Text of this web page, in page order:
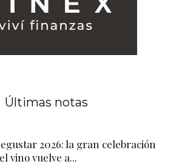
Últimas notas
2026: la gran celebración
vino vuelve a...